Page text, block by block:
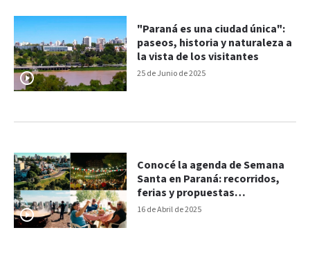
25 de Junio de 2025
"Paraná es una ciudad única":
paseos, historia y naturaleza a
la vista de los visitantes
16 de Abril de 2025
Conocé la agenda de Semana
Santa en Paraná: recorridos,
ferias y propuestas
gastronómicas